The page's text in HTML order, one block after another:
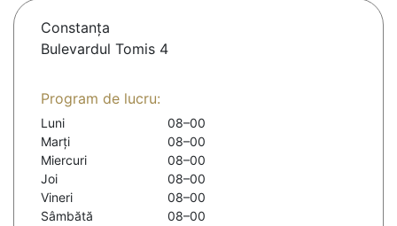
Constanţa
Bulevardul Tomis 4
Program de lucru:
Luni
08–00
Marți
08–00
Miercuri
08–00
Joi
08–00
Vineri
08–00
Sâmbătă
08–00